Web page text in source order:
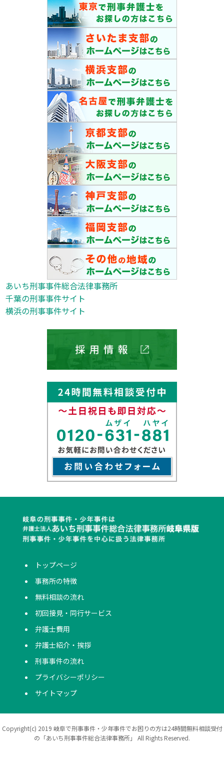
あいち刑事事件総合法律事務所
千葉の刑事事件サイト
横浜の刑事事件サイト
トップページ
事務所の特徴
無料相談の流れ
初回接見・同行サービス
弁護士費用
弁護士紹介・挨拶
刑事事件の流れ
プライバシーポリシー
サイトマップ
Copyright(c) 2019 岐阜で刑事事件・少年事件でお困りの方は24時間無料相談受付
の「あいち刑事事件総合法律事務所」 All Rights Reserved.